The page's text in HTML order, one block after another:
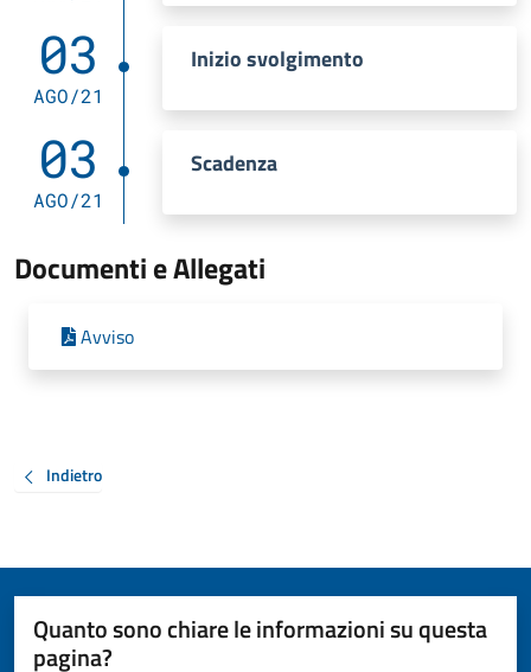
03
AGO/21
Inizio svolgimento
03
AGO/21
Scadenza
Documenti e Allegati
Avviso
Indietro
Quanto sono chiare le informazioni su questa
pagina?